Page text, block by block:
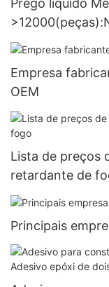
Prego líquido
Empresa
OEM
Lista de preços
retardante de
Principais